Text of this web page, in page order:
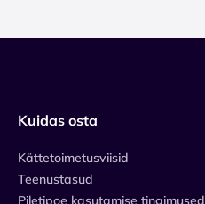
Kuidas osta
Kättetoimetusviisid
Teenustasud
Piletipoe kasutamise tingimused